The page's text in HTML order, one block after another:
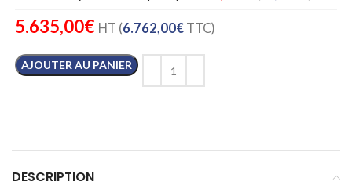
5.635,00€ HT (6.762,00€ TTC)
AJOUTER AU PANIER
DESCRIPTION